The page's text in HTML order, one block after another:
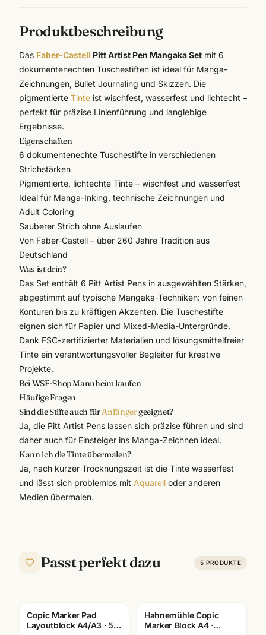
Produktbeschreibung
Das Faber-Castell Pitt Artist Pen Mangaka Set mit 6
dokumentenechten Tuschestiften ist ideal für Manga-
Zeichnungen, Bullet Journaling und Skizzen. Die
pigmentierte Tinte ist wischfest, wasserfest und lichtecht –
perfekt für präzise Linienführung und langlebige
Ergebnisse.
Eigenschaften
6 dokumentenechte Tuschestifte in verschiedenen
Strichstärken
Pigmentierte, lichtechte Tinte – wischfest und wasserfest
Ideal für Manga-Inking, technische Zeichnungen und
Adult Coloring
Sauberer Strich ohne Auslaufen
Von Faber-Castell – über 260 Jahre Tradition aus
Deutschland
Was ist drin?
Das Set enthält 6 Pitt Artist Pens in ausgewählten Stärken,
abgestimmt auf typische Mangaka-Techniken: von feinen
Konturen bis zu kräftigen Akzenten. Die Tuschestifte
eignen sich für Papier und Mixed-Media-Untergründe.
Dank FSC-zertifizierter Materialien und lösungsmittelfreier
Tinte ein verantwortungsvoller Begleiter für kreative
Projekte.
Bei WSF-Shop Mannheim kaufen
Häufige Fragen
Sind die Stifte auch fürAnfängergeeignet?
Ja, die Pitt Artist Pens lassen sich präzise führen und sind
daher auch für Einsteiger ins Manga-Zeichnen ideal.
Kann ich die Tinte übermalen?
Ja, nach kurzer Trocknungszeit ist die Tinte wasserfest
und lässt sich problemlos mit Aquarell oder anderen
Medien übermalen.
Passt perfekt dazu 5 PRODUKTE
Copic Marker Pad
Layoutblock A4/A3 · 50
Hahnemühle Copic
Marker Block A4 ·